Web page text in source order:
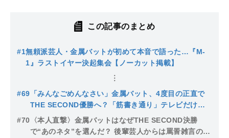
この記事のまとめ
#1無頼派芸人・金属バットが初めて本音で語った…『M-
1』ラストイヤー決起集会【ノーカット掲載】
#69 「みんなごめんなさい」金属バット、4度目の正直で
THE SECOND優勝へ？「筋書き通り」テレビだけじ
ゃない優勝後に描く“唯一無二”の活動予告
#70 〈本人直撃〉金属バットはなぜTHE SECOND決勝
で“あのネタ”を選んだ？ 後輩芸人からは罵詈雑言の